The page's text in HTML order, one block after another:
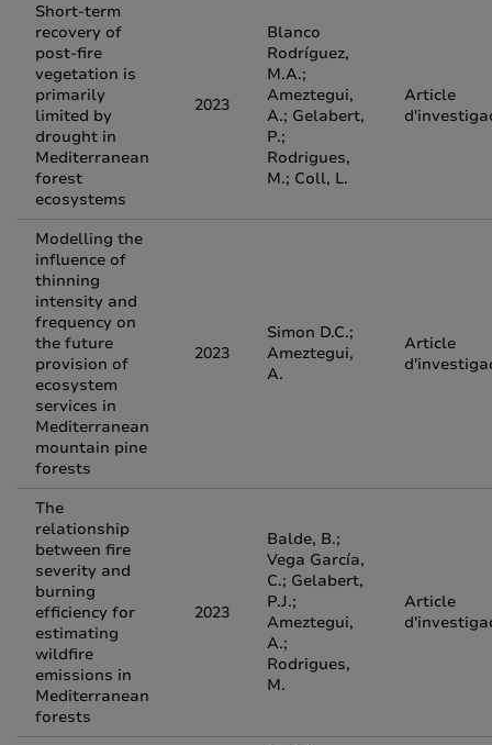
Short‑term
recovery of
post‑fire
vegetation is
primarily
limited by
drought in
Mediterranean
forest
ecosystems
2023
Blanco
Rodríguez,
M.A.;
Ameztegui,
A.; Gelabert,
P.;
Rodrigues,
M.; Coll, L.
Article
Modelling the
influence of
thinning
intensity and
frequency on
the future
provision of
ecosystem
services in
Mediterranean
mountain pine
forests
2023
Simon D.C.;
Ameztegui,
A.
Article
The
relationship
between fire
severity and
burning
efficiency for
estimating
wildfire
emissions in
Mediterranean
forests
2023
Balde, B.;
Vega García,
C.; Gelabert,
P.J.;
Ameztegui,
A.;
Rodrigues,
M.
Article